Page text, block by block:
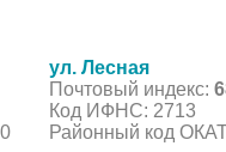
ул. Лесная
Почтовый индекс:
Код ИФНС: 2713
Районный код